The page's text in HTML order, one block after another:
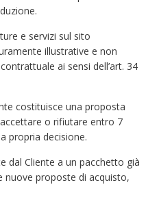
e servizi sul sito
illustrative e non
ai sensi dell’art. 34
costituisce una proposta
o rifiutare entro 7
propria decisione.
dal Cliente a un pacchetto già
nuove proposte di acquisto,